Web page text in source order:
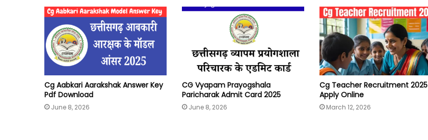
Cg Aabkari Aarakshak Answer Key
Pdf Download
June 8, 2026
CG Vyapam Prayogshala
Paricharak Admit Card 2025
June 8, 2026
Cg Teacher Recruitment 2025
Apply Online
March 12, 2026